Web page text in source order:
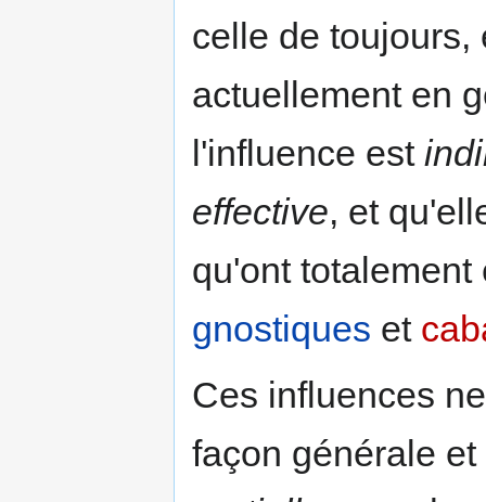
celle de
actuellement en
l'influence est
effective, et
qu'ont
gnostiques et
Ces influences
façon générale et